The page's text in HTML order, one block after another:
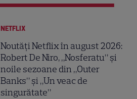
NETFLIX
Noutăți Netflix în august 2026:
Robert De Niro, „Nosferatu” și
noile sezoane din „Outer
Banks” și „Un veac de
singurătate”